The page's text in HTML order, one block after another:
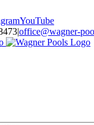
YouTube
|office@wagner-